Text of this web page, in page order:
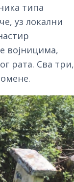
типа
уз локални
војницима,
рата. Сва три,